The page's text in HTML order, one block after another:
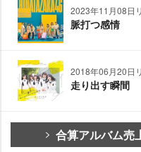
2023年11月08日
脈打つ感情
2018年06月20日
走り出す瞬間
合算アルバム売